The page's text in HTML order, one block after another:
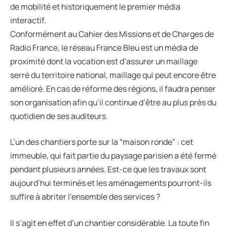
de mobilité et historiquement le premier média
interactif.
Conformément au Cahier des Missions et de Charges de
Radio France, le réseau France Bleu est un média de
proximité dont la vocation est d’assurer un maillage
serré du territoire national, maillage qui peut encore être
amélioré. En cas de réforme des régions, il faudra penser
son organisation afin qu’il continue d’être au plus près du
quotidien de ses auditeurs.
L’un des chantiers porte sur la “maison ronde” : cet
immeuble, qui fait partie du paysage parisien a été fermé
pendant plusieurs années. Est-ce que les travaux sont
aujourd’hui terminés et les aménagements pourront-ils
suffire à abriter l’ensemble des services ?
Il s’agit en effet d’un chantier considérable. La toute fin